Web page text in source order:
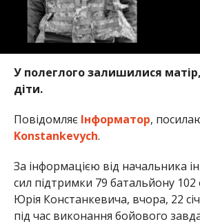
У полеглого залишилися
діти.
Повідомляє Інформатор,
Konstankevych.
За інформацією від начальника
сил підтримки 79 батальйону
Юрія Констанкевича, вчора, 22
під час виконання бойового